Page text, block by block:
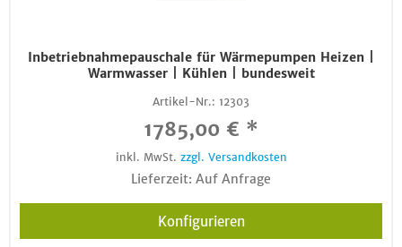
Inbetriebnahmepauschale für Wärmepumpen Heizen |
Warmwasser | Kühlen | bundesweit
Artikel-Nr.: 12303
1785,00 € *
inkl. MwSt. zzgl. Versandkosten
Lieferzeit: Auf Anfrage
Konfigurieren